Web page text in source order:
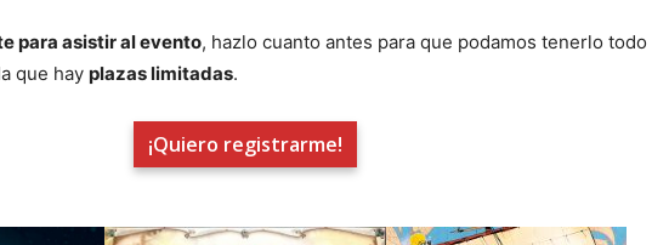
para asistir al evento, hazlo cuanto antes para que podamos tenerlo todo
que hay plazas limitadas.
¡Quiero registrarme!